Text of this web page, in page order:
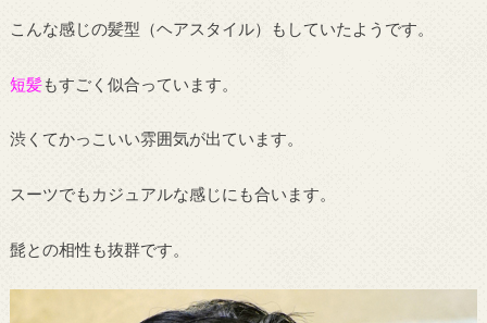
こんな感じの髪型（ヘアスタイル）もしていたようです。
短髪もすごく似合っています。
渋くてかっこいい雰囲気が出ています。
スーツでもカジュアルな感じにも合います。
髭との相性も抜群です。